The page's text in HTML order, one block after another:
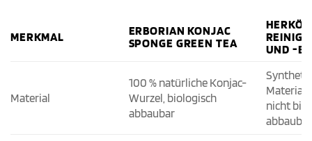
MERKMAL
ERBORIAN KONJAC
SPONGE GREEN TEA
UND -
Material
100 % natürliche Konjac-
Wurzel, biologisch
abbaubar
nicht
abbaubar